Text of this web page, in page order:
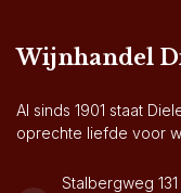
Wijnhandel
Al sinds 1901 staat
oprechte liefde voor
Stalbergweg 131